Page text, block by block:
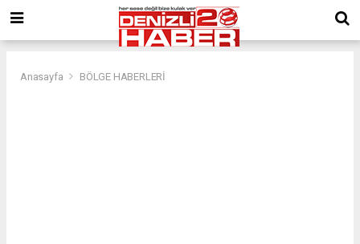
Anasayfa BÖLGE HABERLERİ